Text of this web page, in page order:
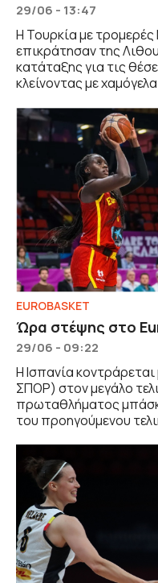
29/06 - 13:47
Η Τουρκία με
επικράτησαν της
κατάταξης για τις
κλείνοντας με
EUROBASKET
Ώρα στέψης στο
29/06 - 09:22
Η Ισπανία
ΣΠΟΡ) στον μεγάλο
πρωταθλήματος
του προηγούμενου